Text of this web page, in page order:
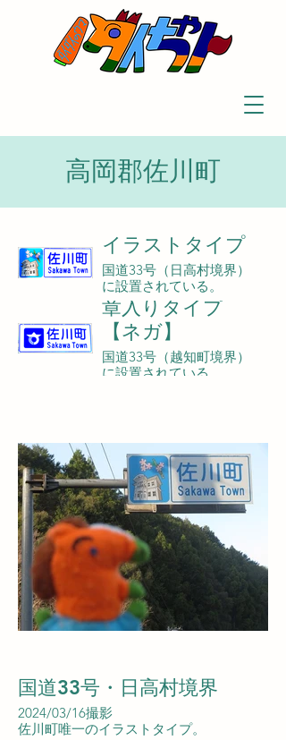
高岡郡佐川町
イラストタイプ
国道33号（日高村境界）
に設置されている。
章入りタイプ
【ネガ】
国道33号（越知町境界）
に設置されている。
国道33号・日高村境界
2024/03/16撮影
佐川町唯一のイラストタイプ。